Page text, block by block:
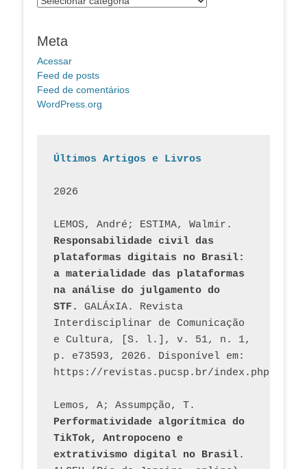
Meta
Acessar
Feed de posts
Feed de comentários
WordPress.org
Últimos Artigos e Livros
2026
Responsabilidade civil das
plataformas digitais no Brasil:
a materialidade das plataformas
na análise do julgamento do
STF.
GALÁxIA. Revista
Interdisciplinar de Comunicação
e Cultura, [S. l.], v. 51, n. 1,
p. e73593, 2026. Disponível em:
Performatividade algorítmica do
TikTok, Antropoceno e
extrativismo digital no Brasil.